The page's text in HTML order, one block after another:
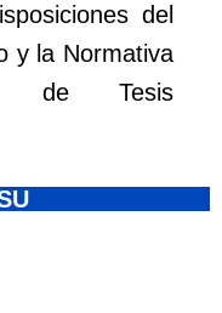
del
y la Normativa
de Tesis